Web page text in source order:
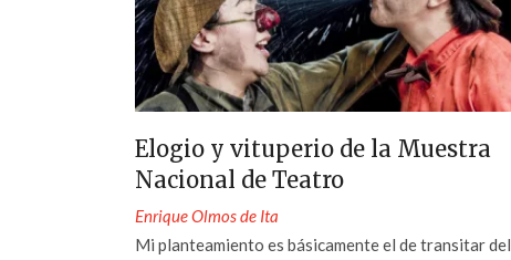
Elogio y vituperio de la Muestra
Nacional de Teatro
Enrique Olmos de Ita
Mi planteamiento es básicamente el de transitar del